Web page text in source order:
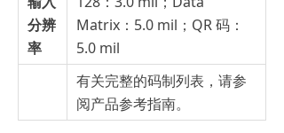
分辨
率
Matrix：5.0 mil；QR 码：
5.0 mil
有关完整的码制列表，请参
阅产品参考指南。